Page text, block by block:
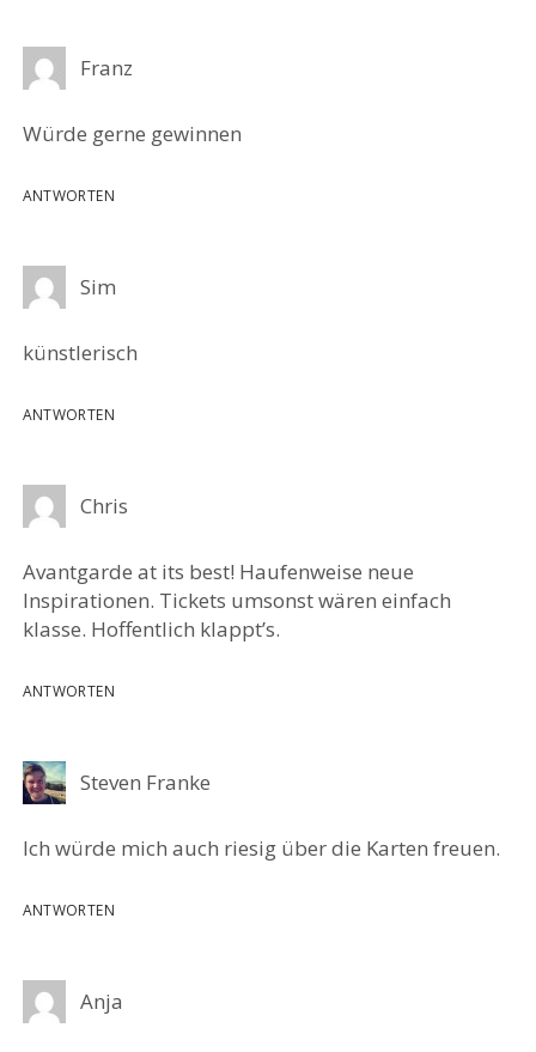
Franz
Würde gerne gewinnen
ANTWORTEN
Sim
künstlerisch
ANTWORTEN
Chris
Avantgarde at its best! Haufenweise neue
Inspirationen. Tickets umsonst wären einfach
klasse. Hoffentlich klappt’s.
ANTWORTEN
Steven Franke
Ich würde mich auch riesig über die Karten freuen.
ANTWORTEN
Anja